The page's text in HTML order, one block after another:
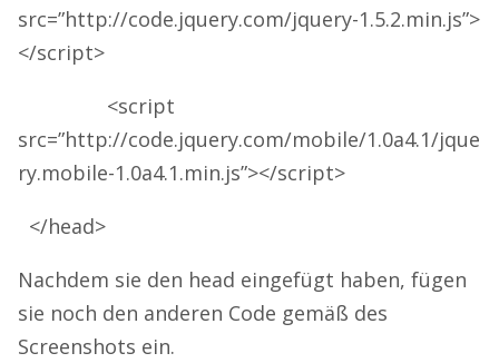
src=”http://code.jquery.com/jquery-1.5.2.min.js”>
</script>
<script
src=”http://code.jquery.com/mobile/1.0a4.1/jque
ry.mobile-1.0a4.1.min.js”></script>
</head>
Nachdem sie den head eingefügt haben, fügen
sie noch den anderen Code gemäß des
Screenshots ein.